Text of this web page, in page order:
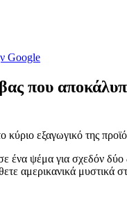
Google
που
εξαγωγικό της
ένα ψέμα για σχεδόν δύο
αμερικανικά μυστικά